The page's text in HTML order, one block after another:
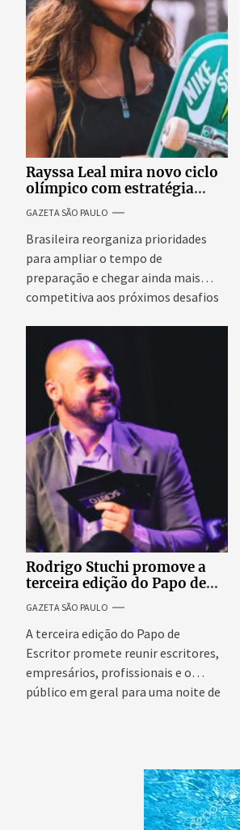
Rayssa Leal mira novo ciclo
olímpico com estratégia
voltada a mais treinos e
evolução no skate
GAZETA SÃO PAULO
Brasileira reorganiza prioridades
para ampliar o tempo de
preparação e chegar ainda mais
competitiva aos próximos desafios
Rodrigo Stuchi promove a
terceira edição do Papo de
Escritor, podcast ao vivo que
reúne especialistas para
discutir saúde mental e
prosperidade.
GAZETA SÃO PAULO
A terceira edição do Papo de
Escritor promete reunir escritores,
empresários, profissionais e o
público em geral para uma noite de